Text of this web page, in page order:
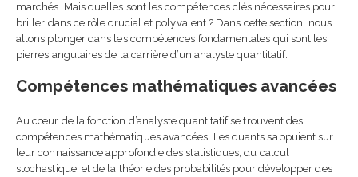
marchés. Mais quelles sont les compétences clés nécessaires pour
briller dans ce rôle crucial et polyvalent ? Dans cette section, nous
allons plonger dans les compétences fondamentales qui sont les
pierres angulaires de la carrière d’un analyste quantitatif.
Compétences mathématiques avancées
Au cœur de la fonction d’analyste quantitatif se trouvent des
compétences mathématiques avancées. Les quants s’appuient sur
leur connaissance approfondie des statistiques, du calcul
stochastique, et de la théorie des probabilités pour développer des